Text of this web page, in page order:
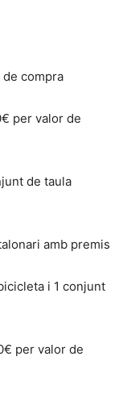
compra
per valor de
de taula
amb premis
i 1 conjunt
per valor de